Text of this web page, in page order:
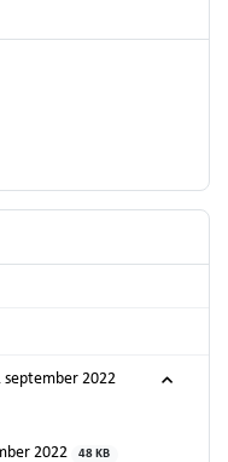
september 2022
2022
48 KB